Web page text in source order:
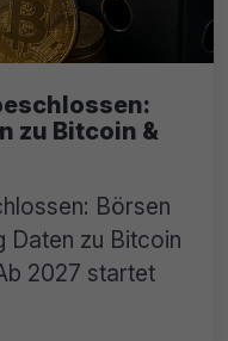
zu Bitcoin &
Börsen
Daten zu Bitcoin
2027 startet